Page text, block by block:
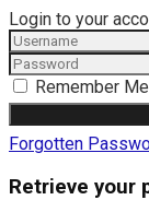
Login to your
Remember Me
Forgotten
Retrieve your